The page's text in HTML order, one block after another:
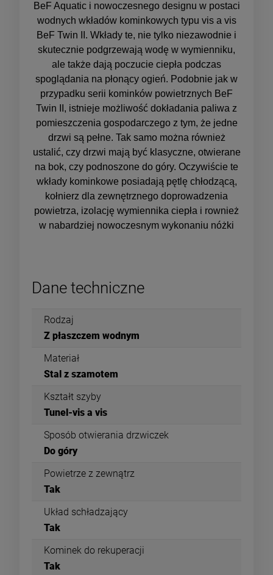
BeF Aquatic i nowoczesnego designu w postaci
wodnych wkładów kominkowych typu vis a vis
BeF Twin II. Wkłady te, nie tylko niezawodnie i
skutecznie podgrzewają wodę w wymienniku,
ale także dają poczucie ciepła podczas
spoglądania na płonący ogień. Podobnie jak w
przypadku serii kominków powietrznych BeF
Twin II, istnieje możliwość dokładania paliwa z
pomieszczenia gospodarczego z tym, że jedne
drzwi są pełne. Tak samo można również
ustalić, czy drzwi mają być klasyczne, otwierane
na bok, czy podnoszone do góry. Oczywiście te
wkłady kominkowe posiadają pętlę chłodzącą,
kołnierz dla zewnętrznego doprowadzenia
powietrza, izolację wymiennika ciepła i rownież
w nabardziej nowoczesnym wykonaniu nóżki
Dane techniczne
Rodzaj
Z płaszczem wodnym
Materiał
Stal z szamotem
Kształt szyby
Tunel-vis a vis
Sposób otwierania drzwiczek
Do góry
Powietrze z zewnątrz
Tak
Układ schładzający
Tak
Kominek do rekuperacji
Tak